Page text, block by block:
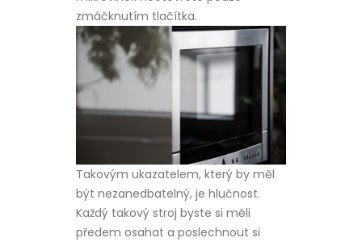
zmáčknutím tlačítka.
Takovým ukazatelem, který by měl
být nezanedbatelný, je hlučnost.
Každý takový stroj byste si měli
předem osahat a poslechnout si